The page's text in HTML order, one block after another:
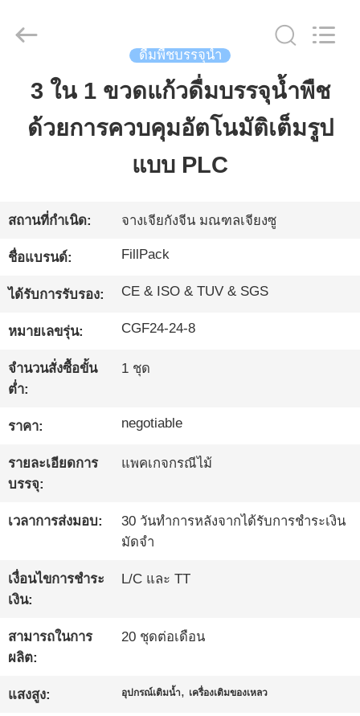
บ้าน
เกี่ยว
กับ
เรา
โรงงาน
คุณภาพ
เรา
ข่าว
พูด
FILL-
PACK
Reserved.
ดื่มพืชบรรจุน้ำ
3 ใน 1 ขวดแก้วดื่มบรรจุน้ำพืช
ด้วยการควบคุมอัตโนมัติเต็มรูป
แบบ PLC
สถานที่กำเนิด: จางเจียกังจีน มณฑลเจียงซู
ชื่อแบรนด์: FillPack
ได้รับการรับรอง: CE & ISO & TUV & SGS
หมายเลขรุ่น: CGF24-24-8
จำนวนสั่งซื้อขั้น
ต่ำ:
1 ชุด
ราคา: negotiable
รายละเอียดการ
บรรจุ:
แพคเกจกรณีไม้
เวลาการส่งมอบ:
30 วันทำการหลังจากได้รับการชำระเงิน
มัดจำ
เงื่อนไขการชำระ
เงิน:
L/C และ TT
สามารถในการ
ผลิต:
20 ชุดต่อเดือน
แสงสูง: อุปกรณ์เติมน้ำ, เครื่องเติมของเหลว